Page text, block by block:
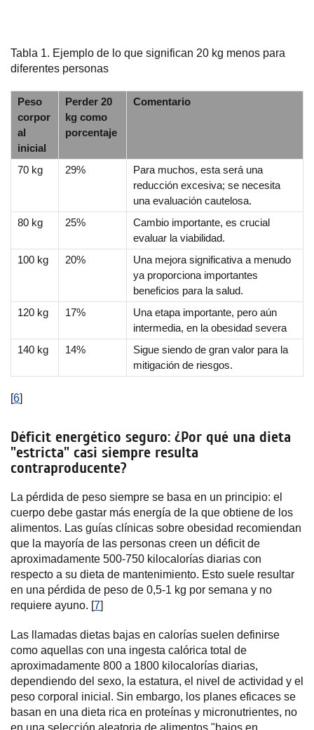
Tabla 1. Ejemplo de lo que significan 20 kg menos para
diferentes personas
Peso
corpor
al
inicial
Perder 20
kg como
porcentaje
Comentario
70 kg 29%
Para muchos, esta será una
reducción excesiva; se necesita
una evaluación cautelosa.
80 kg
25%
Cambio importante, es crucial
evaluar la viabilidad.
100 kg
20%
Una mejora significativa a menudo
ya proporciona importantes
beneficios para la salud.
120 kg
17%
Una etapa importante, pero aún
intermedia, en la obesidad severa
140 kg
14%
Sigue siendo de gran valor para la
mitigación de riesgos.
[6]
Déficit energético seguro: ¿Por qué una dieta
"estricta" casi siempre resulta
contraproducente?
La pérdida de peso siempre se basa en un principio: el
cuerpo debe gastar más energía de la que obtiene de los
alimentos. Las guías clínicas sobre obesidad recomiendan
que la mayoría de las personas creen un déficit de
aproximadamente 500-750 kilocalorías diarias con
respecto a su dieta de mantenimiento. Esto suele resultar
en una pérdida de peso de 0,5-1 kg por semana y no
requiere ayuno. [7]
Las llamadas dietas bajas en calorías suelen definirse
como aquellas con una ingesta calórica total de
aproximadamente 800 a 1800 kilocalorías diarias,
dependiendo del sexo, la estatura, el nivel de actividad y el
peso corporal inicial. Sin embargo, los planes eficaces se
basan en una dieta rica en proteínas y micronutrientes, no
en una selección aleatoria de alimentos "bajos en